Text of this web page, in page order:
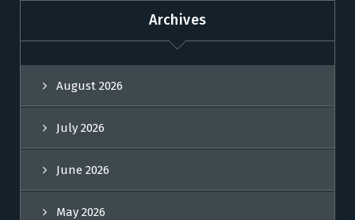
Archives
August 2026
July 2026
June 2026
May 2026